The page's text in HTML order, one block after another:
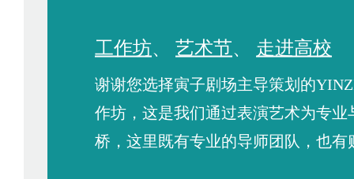
工作坊、 艺术节、 走进高校
谢谢您选择寅子剧场主导策划的
作坊，这是我们通过表演艺术为专业
桥，这里既有专业的导师团队，也有